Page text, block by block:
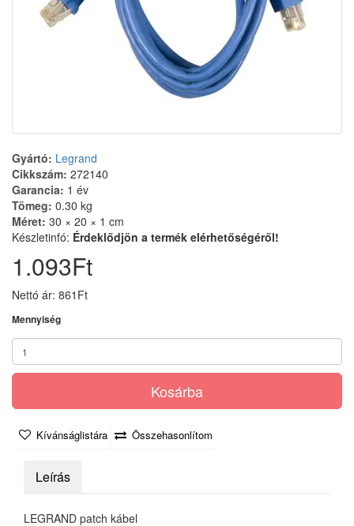
Gyártó: Legrand
Cikkszám: 272140
Garancia: 1 év
Tömeg: 0.30 kg
Méret: 30 × 20 × 1 cm
Készletinfó: Érdeklődjön a termék elérhetőségéről!
1.093Ft
Nettó ár: 861Ft
Mennyiség
Kosárba
Kívánságlistára Összehasonlítom
Leírás
LEGRAND patch kábel